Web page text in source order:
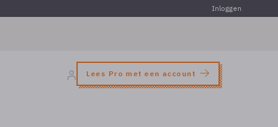
Inloggen
Lees Pro met een account